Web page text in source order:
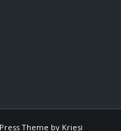
Theme by Kriesi